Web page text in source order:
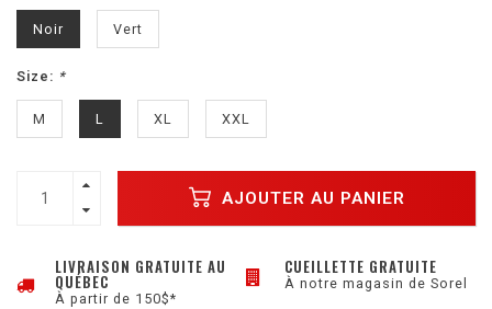
Noir Vert
Size: *
M L XL XXL
AJOUTER AU PANIER
LIVRAISON GRATUITE AU
QUÉBEC
À partir de 150$*
CUEILLETTE GRATUITE
À notre magasin de Sorel